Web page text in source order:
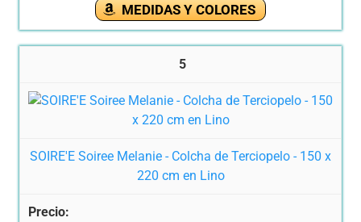
MEDIDAS Y COLORES
5
SOIRE'E Soiree Melanie - Colcha de Terciopelo - 150 x
220 cm en Lino